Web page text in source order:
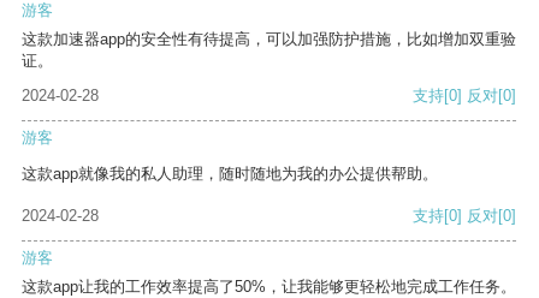
游客
这款加速器app的安全性有待提高，可以加强防护措施，比如增加双重验
证。
2024-02-28
支持[0] 反对[0]
游客
这款app就像我的私人助理，随时随地为我的办公提供帮助。
2024-02-28 支持[0] 反对[0]
游客
这款app让我的工作效率提高了50%，让我能够更轻松地完成工作任务。